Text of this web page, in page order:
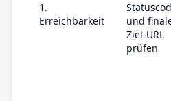
1.
Erreichbarkeit
und
Ziel-URL
prüfen